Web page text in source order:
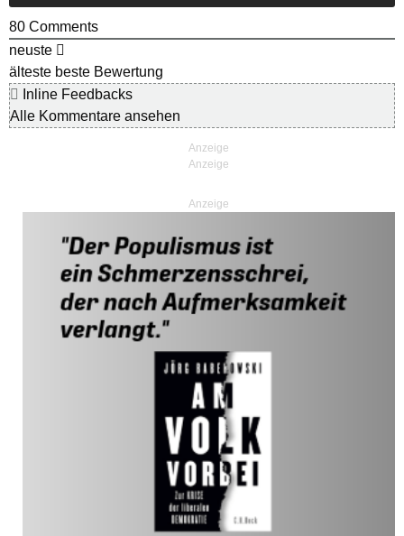
80 Comments
neuste
älteste beste Bewertung
Inline Feedbacks
Alle Kommentare ansehen
Anzeige